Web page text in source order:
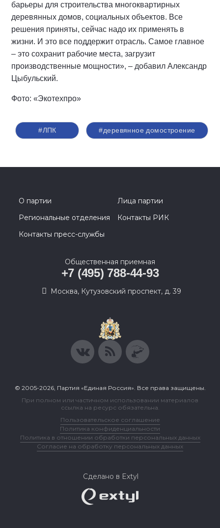
барьеры для строительства многоквартирных
деревянных домов, социальных объектов. Все
решения приняты, сейчас надо их применять в
жизни. И это все поддержит отрасль. Самое главное
– это сохранит рабочие места, загрузит
производственные мощности», – добавил Александр
Цыбульский.
Фото: «Экотехпро»
#ЛПК #деревянное домостроение
О партии
Лица партии
Региональные отделения
Контакты РИК
Контакты пресс-службы
Общественная приемная
+7 (495) 788-44-93
Москва, Кутузовский проспект, д. 39
© 2005-2026, Партия «Единая Россия». Все права защищены.
При полном или частичном использовании материалов
ссылка на ресурс обязательна.
Пользовательское соглашение
Политика конфиденциальности
Политика в отношении обработки персональных данных
Согласие на обработку персональных данных
Сделано в Extyl